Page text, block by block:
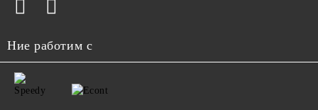
Ние работим с